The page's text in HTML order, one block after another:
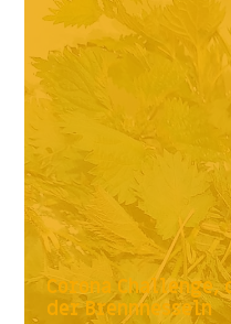
Corona
der Brennnesseln